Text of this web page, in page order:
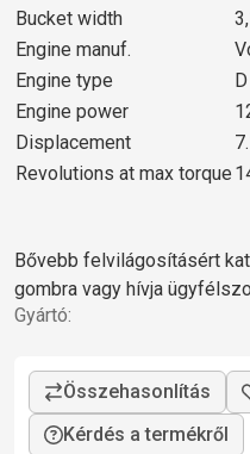
Bucket width
Engine manuf.
Engine type
Engine power
Displacement
Revolutions at max torque
Bővebb felvilágosításért
gombra vagy hívja
Gyártó:
Kérdés a termékről